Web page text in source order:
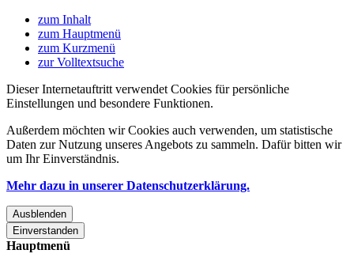
zum Inhalt
zum Hauptmenü
zum Kurzmenü
zur Volltextsuche
Dieser Internetauftritt verwendet Cookies für persönliche
Einstellungen und besondere Funktionen.
Außerdem möchten wir Cookies auch verwenden, um statistische
Daten zur Nutzung unseres Angebots zu sammeln. Dafür bitten wir
um Ihr Einverständnis.
Mehr dazu in unserer Datenschutzerklärung.
Ausblenden
Einverstanden
Hauptmenü